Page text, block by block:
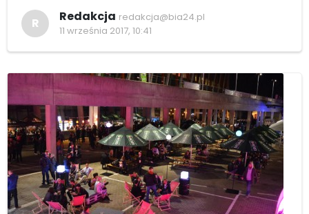
R Redakcja redakcja@bia24.pl
11 września 2017, 10:41